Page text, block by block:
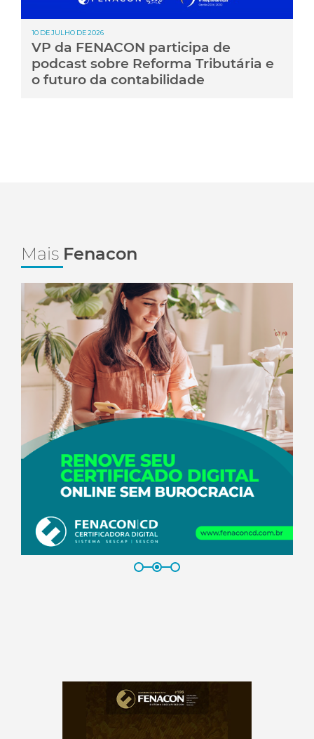
10 DE JULHO DE 2026
VP da FENACON participa de
podcast sobre Reforma Tributária e
o futuro da contabilidade
Mais Fenacon